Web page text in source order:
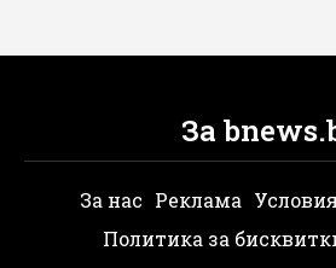
За
За нас Реклама
Политика за